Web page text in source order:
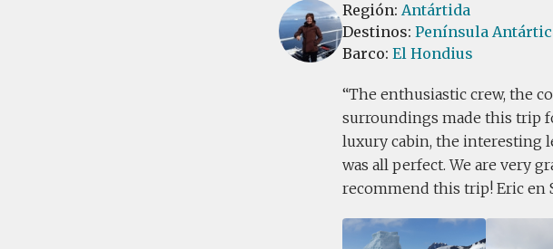
Región: Antártida
Destinos: Península
Barco: El Hondius
The enthusiastic crew, the
surroundings made this trip
luxury cabin, the interesting
was all perfect. We are very
recommend this trip! Eric en